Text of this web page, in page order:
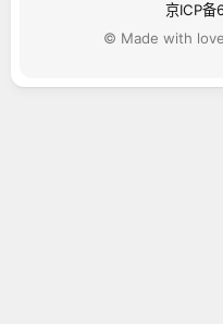
京ICP备
© Made with